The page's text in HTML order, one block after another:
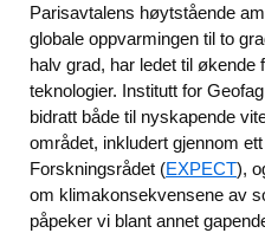
Parisavtalens høytstående
globale oppvarmingen til to
halv grad, har ledet til økende
teknologier. Institutt for
bidratt både til nyskapende
området, inkludert gjennom
Forskningsrådet (EXPECT),
om klimakonsekvensene av
påpeker vi blant annet